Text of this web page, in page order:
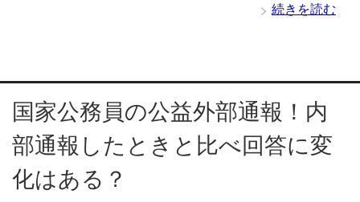
続きを読む
国家公務員の公益外部通報！内
部通報したときと比べ回答に変
化はある？